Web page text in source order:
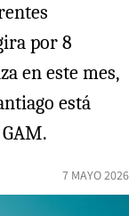
por 8
en este mes,
está
7 MAYO 2026